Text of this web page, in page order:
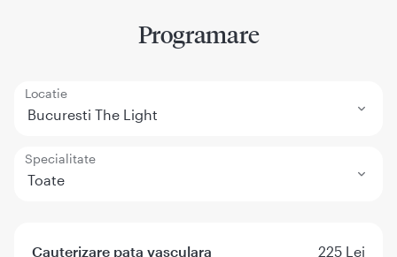
Programare
Locatie
Bucuresti The Light
Specialitate
Toate
Cauterizare pata vasculara 225 Lei